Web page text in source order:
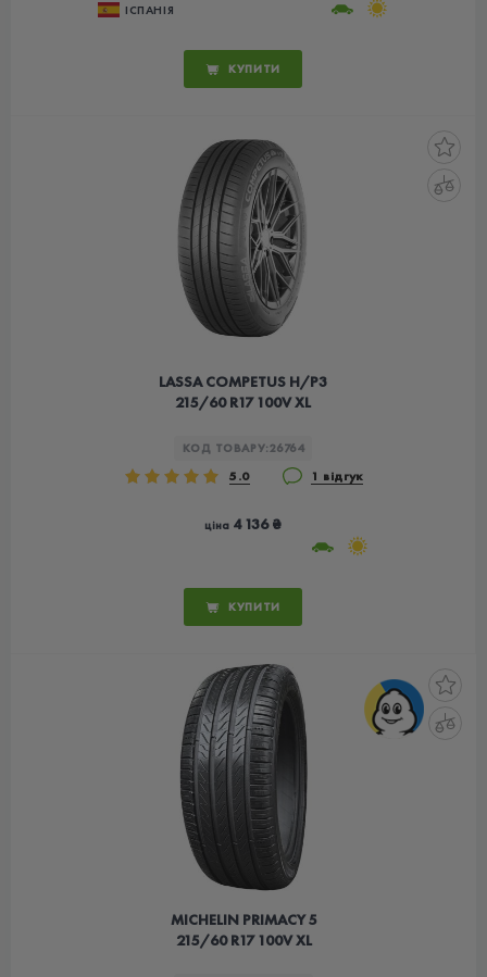
ІСПАНІЯ
КУПИТИ
LASSA COMPETUS H/P3
215/60 R17 100V XL
КОД ТОВАРУ:26764
5.0 1 відгук
ціна 4 136 ₴
КУПИТИ
MICHELIN PRIMACY 5
215/60 R17 100V XL